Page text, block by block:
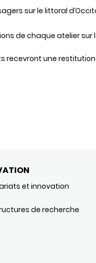
sur le littoral
de chaque atelier sur
recevront une
et innovation
de recherche